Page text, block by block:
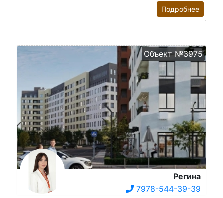
Подробнее
Объект №3975
Регина
7978-544-39-39